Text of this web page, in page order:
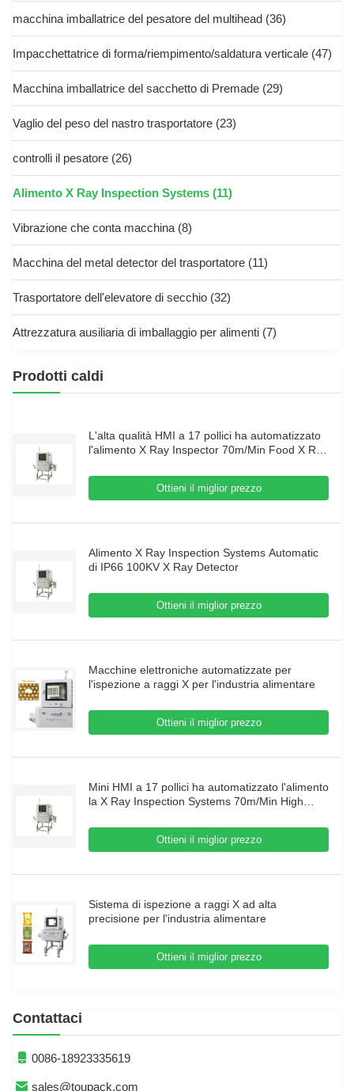
macchina imballatrice del pesatore del multihead (36)
Impacchettatrice di forma/riempimento/saldatura verticale (47)
Macchina imballatrice del sacchetto di Premade (29)
Vaglio del peso del nastro trasportatore (23)
controlli il pesatore (26)
Alimento X Ray Inspection Systems (11)
Vibrazione che conta macchina (8)
Macchina del metal detector del trasportatore (11)
Trasportatore dell'elevatore di secchio (32)
Attrezzatura ausiliaria di imballaggio per alimenti (7)
Prodotti caldi
L'alta qualità HMI a 17 pollici ha automatizzato
l'alimento X Ray Inspector 70m/Min Food X Ray
Ottieni il miglior prezzo
Alimento X Ray Inspection Systems Automatic
di IP66 100KV X Ray Detector
Ottieni il miglior prezzo
Macchine elettroniche automatizzate per
l'ispezione a raggi X per l'industria alimentare
Ottieni il miglior prezzo
Mini HMI a 17 pollici ha automatizzato l'alimento
la X Ray Inspection Systems 70m/Min High
Ottieni il miglior prezzo
Sistema di ispezione a raggi X ad alta
precisione per l'industria alimentare
Ottieni il miglior prezzo
Contattaci
0086-18923335619
sales@toupack.com